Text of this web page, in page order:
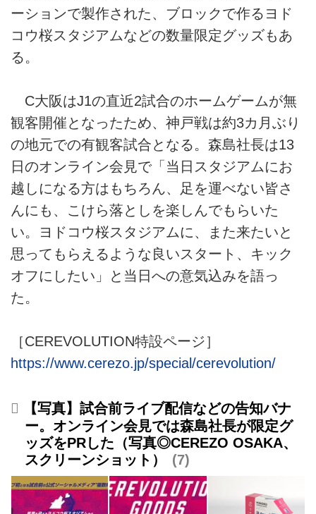
ーションで製作された、ブロックで作るヨド
コウ桜スタジアムなどの数量限定グッズもあ
る。
C大阪はJ1の直近2試合のホームゲームが無
観客開催となったため、神戸戦は約3カ月ぶり
の地元での有観客試合となる。森島社長は13
日のオンライン会見で「当日スタジアムにお
越しになる方はもちろん、足を運べない皆さ
んにも、こけら落としを楽しんでもらいた
い。ヨドコウ桜スタジアムに、また来たいと
思ってもらえるような良いスタート、キック
オフにしたい」と当日への意気込みを語っ
た。
［CEREVOLUTION特設ページ］
https://www.cerezo.jp/special/cerevolution/
【写真】試合前ライブ配信などの告知バナ
ー。オンライン会見では森島社長が限定グ
ッズをPRした（写真◎CEREZO OSAKA、
スクリーンショット）
7